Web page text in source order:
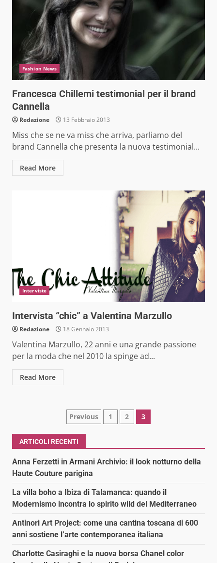
Fashion News
Francesca Chillemi testimonial per il brand
Cannella
Redazione 13 Febbraio 2013
Miss che se ne va miss che arriva, parliamo del
brand Cannella che presenta la nuova testimonial...
Read More
Interviste
Intervista “chic” a Valentina Marzullo
Redazione 18 Gennaio 2013
Valentina Marzullo, 22 anni e una grande passione
per la moda che nel 2010 la spinge ad...
Read More
Paginazione
degli
articoli
Previous 1 2 3
ARTICOLI RECENTI
Anna Ferzetti in Armani Archivio: il look notturno della
Haute Couture parigina
La villa boho a Ibiza di Talamanca: quando il
Modernismo incontra lo spirito wild del Mediterraneo
Antinori Art Project: come una cantina toscana di 600
anni sostiene l’arte contemporanea italiana
Charlotte Casiraghi e la nuova borsa Chanel color